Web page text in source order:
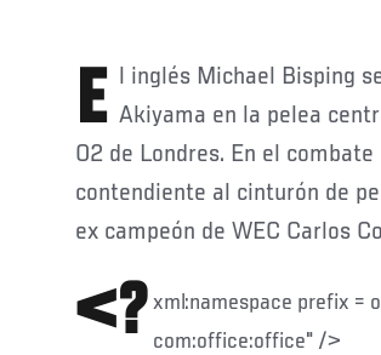
El inglés Michael Bisping se enfrentará con el japonés Yoshihiro Akiyama en la pelea
O2 de Londres. En el
contendiente al cinturón de
ex campeón de WEC Carlos
<? xml:namespace prefix =
com:office:office" />